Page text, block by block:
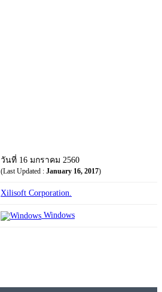
วันที่ 16 มกราคม 2560
(Last Updated : January 16, 2017)
Xilisoft Corporation.
Windows